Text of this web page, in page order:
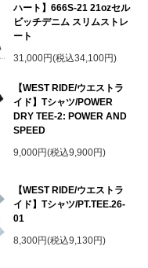
ハート】666S-21 21ozセル
ビッチデニム スリムストレ
ート
31,000円(税込34,100円)
【WEST RIDE/ウエストラ
イド】Tシャツ/POWER
DRY TEE-2: POWER AND
SPEED
9,000円(税込9,900円)
【WEST RIDE/ウエストラ
イド】Tシャツ/PT.TEE.26-
01
8,300円(税込9,130円)